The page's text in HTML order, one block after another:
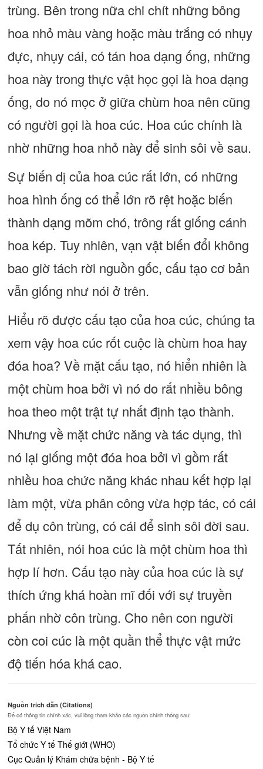
trùng. Bên trong nữa chi chít những bông
hoa nhỏ màu vàng hoặc màu trắng có nhụy
đực, nhụy cái, có tán hoa dạng ống, những
hoa này trong thực vật học gọi là hoa dạng
ống, do nó mọc ở giữa chùm hoa nên cũng
có người gọi là hoa cúc. Hoa cúc chính là
nhờ những hoa nhỏ này để sinh sôi về sau.
Sự biến dị của hoa cúc rất lớn, có những
hoa hình ống có thể lớn rõ rệt hoặc biến
thành dạng mõm chó, trông rất giống cánh
hoa kép. Tuy nhiên, vạn vật biến đổi không
bao giờ tách rời nguồn gốc, cấu tạo cơ bản
vẫn giống như nói ở trên.
Hiểu rõ được cấu tạo của hoa cúc, chúng ta
xem vậy hoa cúc rốt cuộc là chùm hoa hay
đóa hoa? Về mặt cấu tạo, nó hiển nhiên là
một chùm hoa bởi vì nó do rất nhiều bông
hoa theo một trật tự nhất định tạo thành.
Nhưng về mặt chức năng và tác dụng, thì
nó lại giống một đóa hoa bởi vì gồm rất
nhiều hoa chức năng khác nhau kết hợp lại
làm một, vừa phân công vừa hợp tác, có cái
để dụ côn trùng, có cái để sinh sôi đời sau.
Tất nhiên, nói hoa cúc là một chùm hoa thì
hợp lí hơn. Cấu tạo này của hoa cúc là sự
thích ứng khá hoàn mĩ đối với sự truyền
phấn nhờ côn trùng. Cho nên con người
còn coi cúc là một quần thể thực vật mức
độ tiến hóa khá cao.
Nguồn trích dẫn (Citations)
Để có thông tin chính xác, vui lòng tham khảo các nguồn chính thống sau:
Bộ Y tế Việt Nam
Tổ chức Y tế Thế giới (WHO)
Cục Quản lý Khám chữa bệnh - Bộ Y tế